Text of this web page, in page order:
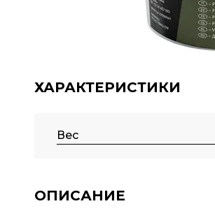
ХАРАКТЕРИСТИКИ
Вес
ОПИСАНИЕ